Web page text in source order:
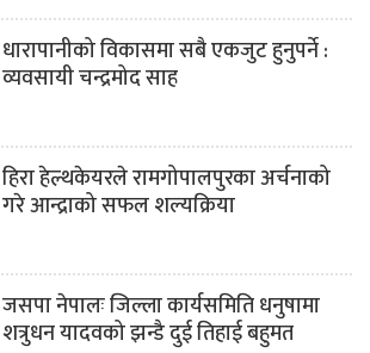
धारापानीको विकासमा सबै एकजुट हुनुपर्ने :
व्यवसायी चन्द्रमोद साह
हिरा हेल्थकेयरले रामगोपालपुरका अर्चनाको
गरे आन्द्राको सफल शल्यक्रिया
जसपा नेपालः जिल्ला कार्यसमिति धनुषामा
शत्रुधन यादवको झन्डै दुई तिहाई बहुमत